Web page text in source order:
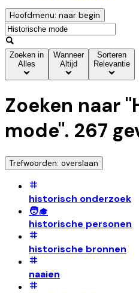
Hoofdmenu: naar begin
Zoeken in
Alles
Wanneer
Altijd
Sorteren
Relevantie
Zoeken naar "
mode". 267
Trefwoorden: overslaan
historisch onderzoek
🧑‍🎓
historische personen
historische bronnen
naaien